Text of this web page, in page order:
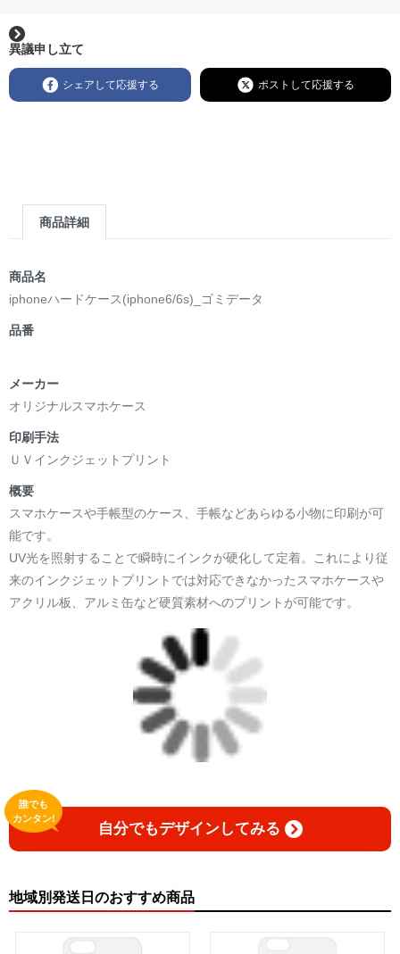
異議申し立て
シェアして応援する ポストして応援する
商品詳細
商品名
iphoneハードケース(iphone6/6s)_ゴミデータ
品番
メーカー
オリジナルスマホケース
印刷手法
ＵＶインクジェットプリント
概要
スマホケースや手帳型のケース、手帳などあらゆる小物に印刷が可
能です。
UV光を照射することで瞬時にインクが硬化して定着。これにより従
来のインクジェットプリントでは対応できなかったスマホケースや
アクリル板、アルミ缶など硬質素材へのプリントが可能です。
自分でもデザインしてみる
誰でも
カンタン!
地域別発送日のおすすめ商品